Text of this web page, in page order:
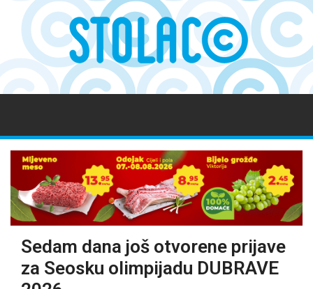
Sedam dana još otvorene prijave
za Seosku olimpijadu DUBRAVE